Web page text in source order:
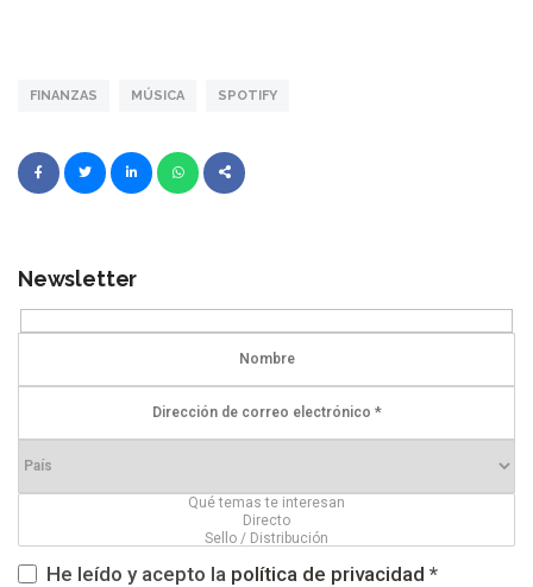
FINANZAS MÚSICA SPOTIFY
Newsletter
He leído y acepto la política de privacidad *